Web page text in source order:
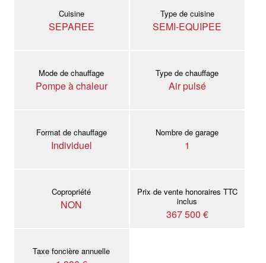
Cuisine
SEPAREE
Type de cuisine
SEMI-EQUIPEE
Mode de chauffage
Pompe à chaleur
Type de chauffage
Air pulsé
Format de chauffage
Individuel
Nombre de garage
1
Copropriété
NON
Prix de vente honoraires TTC
inclus
367 500 €
Taxe foncière annuelle